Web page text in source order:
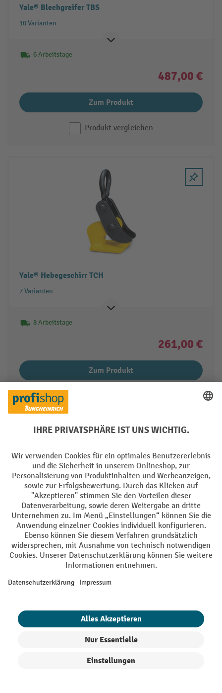
Yale® Blechgreifer TBS
10 Varianten
6 Arbeitstage
487,00 €
Zum Produkt
Produkt vergleichen
Yale® Hebegeschirr TCH
7 Varianten
8 Arbeitstage
261,00 €
Zum Produkt
1 von 5 weiter
Zum Newsletter anmelden und bis
zu -10 % Willkommensgutschein²
sichern
Anrede
Nachname